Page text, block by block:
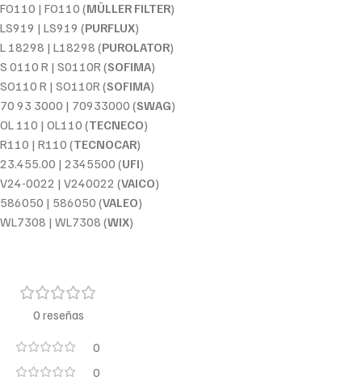
FO110 | FO110 (MÜLLER FILTER)
LS919 | LS919 (PURFLUX)
L 18298 | L18298 (PUROLATOR)
S 0110 R | S0110R (SOFIMA)
SO110 R | SO110R (SOFIMA)
70 93 3000 | 70933000 (SWAG)
OL 110 | OL110 (TECNECO)
R110 | R110 (TECNOCAR)
23.455.00 | 2345500 (UFI)
V24-0022 | V240022 (VAICO)
586050 | 586050 (VALEO)
WL7308 | WL7308 (WIX)
0 reseñas
0
0